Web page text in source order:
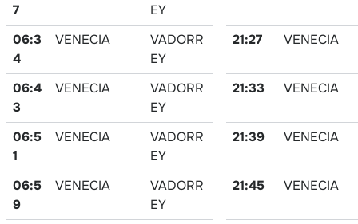
7
EY
06:3
4
VENECIA
VADORR
EY
06:4
3
VENECIA
VADORR
EY
06:5
1
VENECIA
VADORR
EY
06:5
9
VENECIA
VADORR
EY
21:27 VENECIA
21:33 VENECIA
21:39 VENECIA
21:45 VENECIA